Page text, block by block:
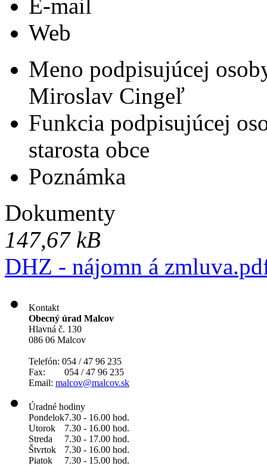
E-mail
Web
Meno podpisujúcej
Miroslav Cingeľ
Funkcia podpisujúcej
starosta obce
Poznámka
Dokumenty
147,67 kB
DHZ - nájomn á
Kontakt
Obecný úrad Malcov
Hlavná č. 130
086 06 Malcov
Telefón: 054 / 47 96 235
Fax: 054 / 47 96 235
Email: malcov@malcov.sk
Úradné hodiny
Pondelok7.30 - 16.00 hod.
Utorok
7.30 - 16.00 hod.
Streda
7.30 - 17.00 hod.
Štvrtok
7.30 - 16.00 hod.
Piatok
7.30 - 15.00 hod.